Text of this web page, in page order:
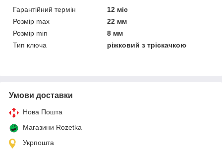
Гарантійний термін
12 міс
Розмір max
22 мм
Розмір min
8 мм
Тип ключа
ріжковий з тріскачкою
Умови доставки
Нова Пошта
Магазини Rozetka
Укрпошта